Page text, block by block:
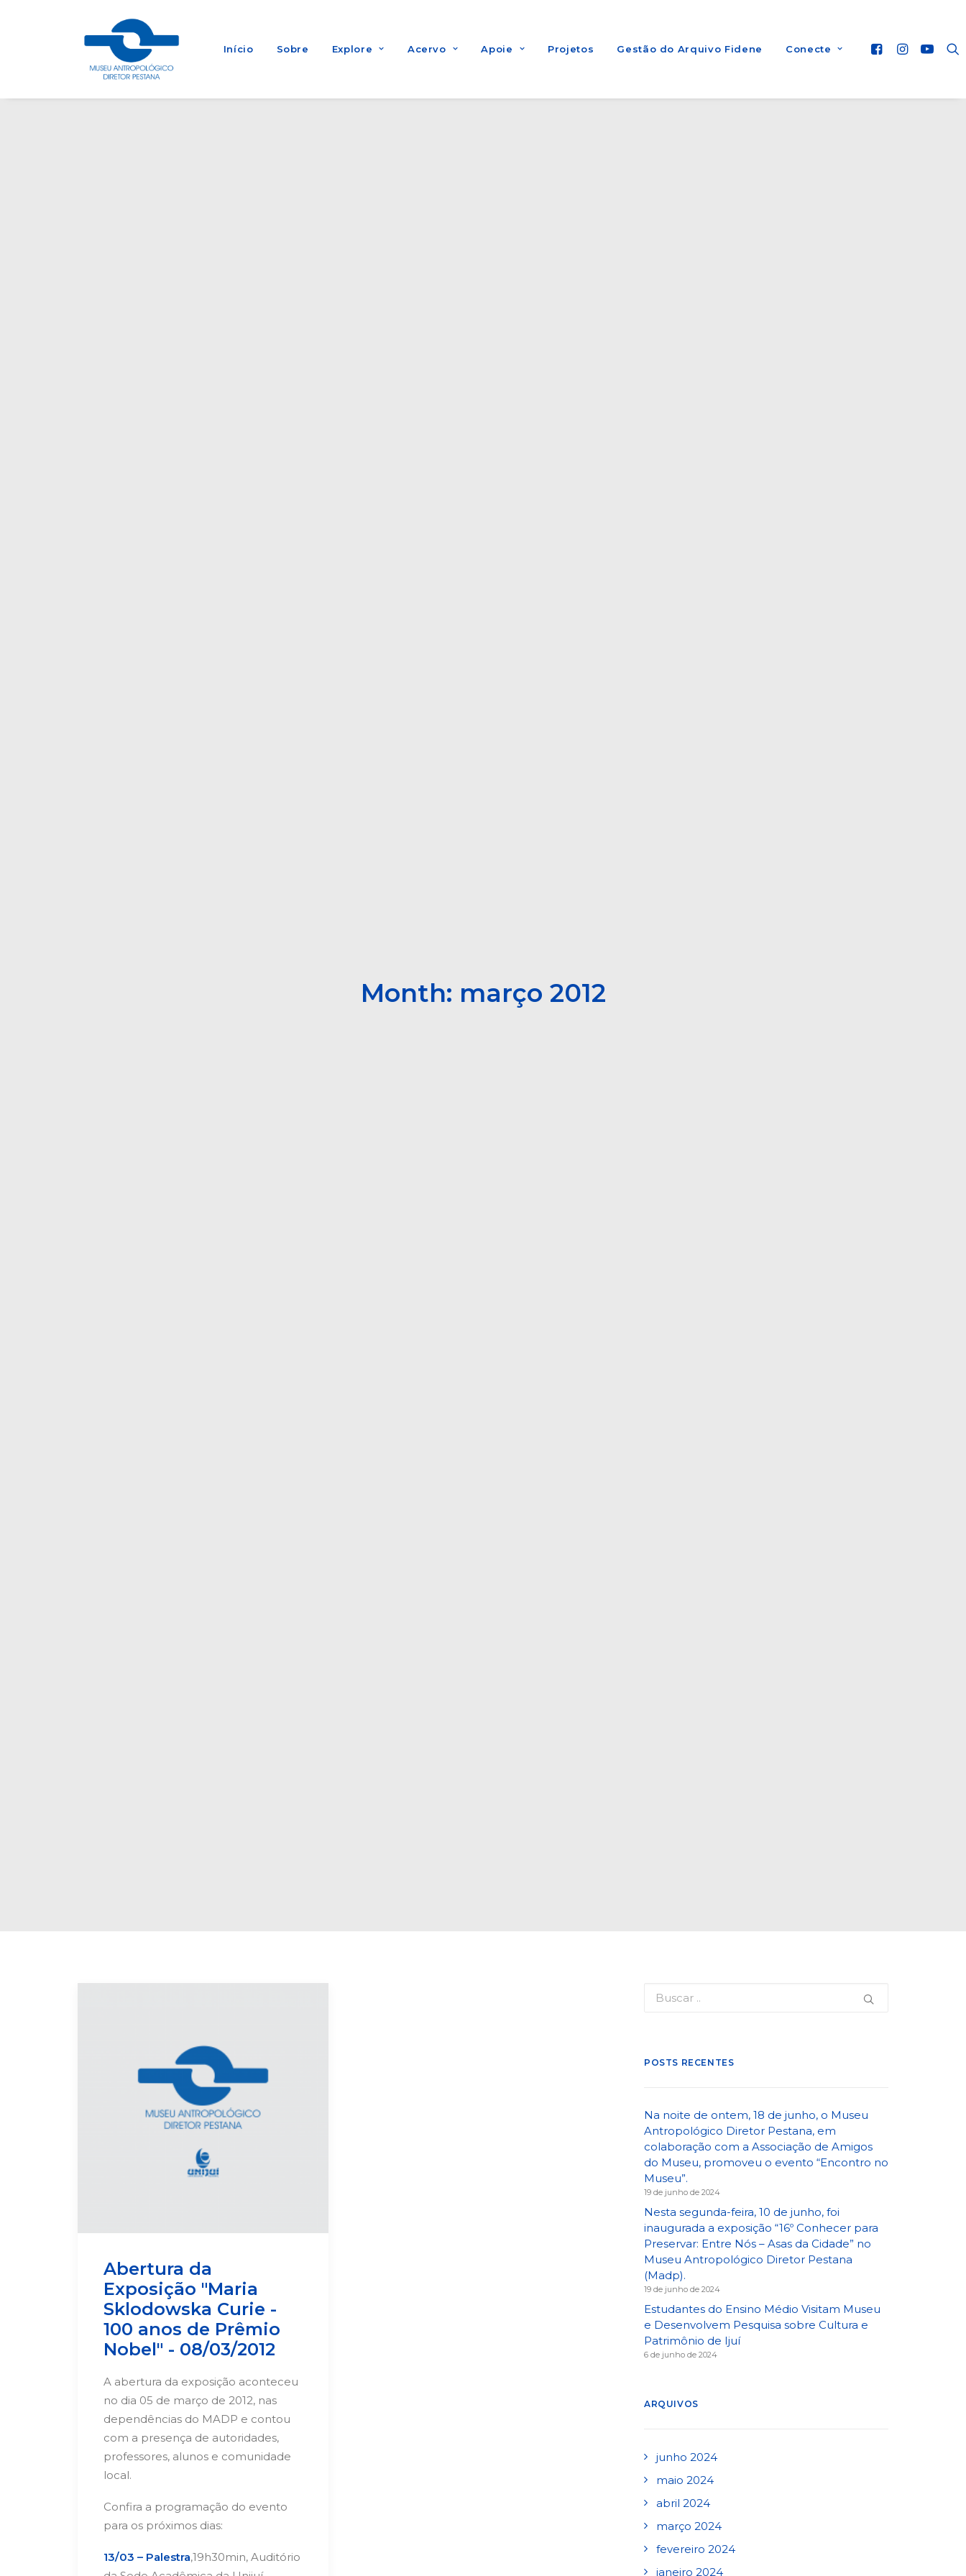
Início Sobre Explore Acervo Apoie Projetos Gestão do Arquivo Fidene Conecte
Month: março 2012
Abertura da
Exposição "Maria
Sklodowska Curie -
100 anos de Prêmio
Nobel" - 08/03/2012
A abertura da exposição aconteceu
no dia 05 de março de 2012, nas
dependências do MADP e contou
com a presença de autoridades,
professores, alunos e comunidade
local.
Confira a programação do evento
para os próximos dias:
13/03 – Palestra,19h30min, Auditório
POSTS RECENTES
Na noite de ontem, 18 de junho, o Museu
Antropológico Diretor Pestana, em
colaboração com a Associação de Amigos
do Museu, promoveu o evento “Encontro no
Museu”.
19 de junho de 2024
Nesta segunda-feira, 10 de junho, foi
inaugurada a exposição “16º Conhecer para
Preservar: Entre Nós – Asas da Cidade” no
Museu Antropológico Diretor Pestana
(Madp).
19 de junho de 2024
Estudantes do Ensino Médio Visitam Museu
e Desenvolvem Pesquisa sobre Cultura e
Patrimônio de Ijuí
6 de junho de 2024
ARQUIVOS
junho 2024
maio 2024
abril 2024
março 2024
fevereiro 2024
janeiro 2024